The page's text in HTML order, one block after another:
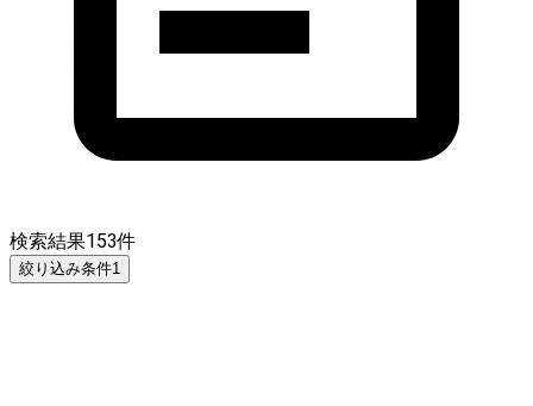
検索結果153件
絞り込み条件1